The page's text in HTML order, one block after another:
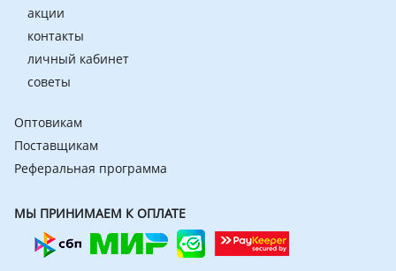
акции
контакты
личный кабинет
советы
Оптовикам
Поставщикам
Реферальная программа
МЫ ПРИНИМАЕМ К ОПЛАТЕ